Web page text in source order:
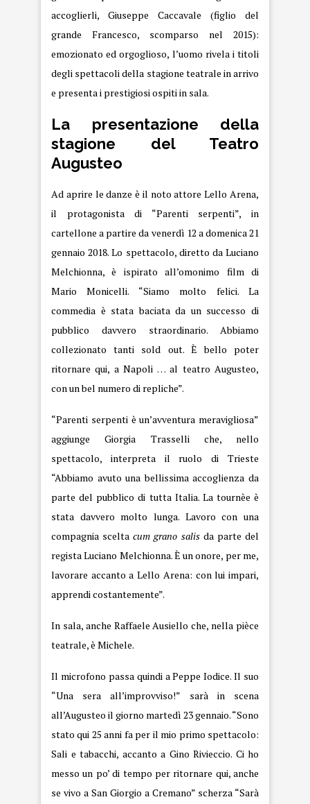
accoglierli, Giuseppe Caccavale (figlio del
grande Francesco, scomparso nel 2015):
emozionato ed orgoglioso, l’uomo rivela i titoli
degli spettacoli della stagione teatrale in arrivo
e presenta i prestigiosi ospiti in sala.
La presentazione della
stagione del Teatro
Augusteo
Ad aprire le danze è il noto attore Lello Arena,
il protagonista di “Parenti serpenti”, in
cartellone a partire da venerdì 12 a domenica 21
gennaio 2018. Lo spettacolo, diretto da Luciano
Melchionna, è ispirato all’omonimo film di
Mario Monicelli. “Siamo molto felici. La
commedia è stata baciata da un successo di
pubblico davvero straordinario. Abbiamo
collezionato tanti sold out. È bello poter
ritornare qui, a Napoli … al teatro Augusteo,
con un bel numero di repliche”.
“Parenti serpenti è un’avventura meravigliosa”
aggiunge Giorgia Trasselli che, nello
spettacolo, interpreta il ruolo di Trieste
“Abbiamo avuto una bellissima accoglienza da
parte del pubblico di tutta Italia. La tournèe è
stata davvero molto lunga. Lavoro con una
compagnia sceltacum grano salisda parte del
regista Luciano Melchionna. È un onore, per me,
lavorare accanto a Lello Arena: con lui impari,
apprendi costantemente”.
In sala, anche Raffaele Ausiello che, nella pièce
teatrale, è Michele.
Il microfono passa quindi a Peppe Iodice. Il suo
“Una sera all’improvviso!” sarà in scena
all’Augusteo il giorno martedì 23 gennaio. “Sono
stato qui 25 anni fa per il mio primo spettacolo:
Sali e tabacchi, accanto a Gino Rivieccio. Ci ho
messo un po’ di tempo per ritornare qui, anche
se vivo a San Giorgio a Cremano” scherza “Sarà